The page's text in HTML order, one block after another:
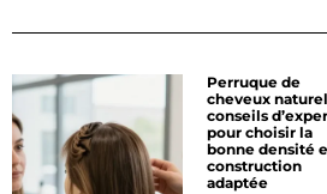
Perruque de
cheveux
conseils
pour choisir la
bonne densité
construction
adaptée